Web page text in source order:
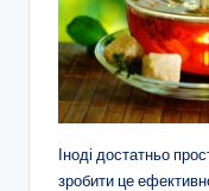
Іноді достатньо
зробити це